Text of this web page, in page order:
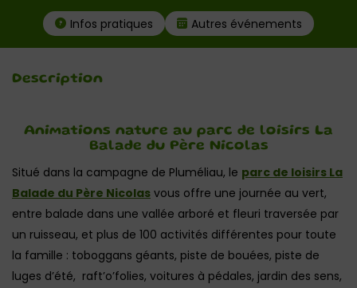
Infos pratiques Autres événements
Description
Animations nature au parc de loisirs La
Balade du Père Nicolas
Situé dans la campagne de Pluméliau, le parc de loisirs La
Balade du Père Nicolas vous offre une journée au vert,
entre balade dans une vallée arboré et fleuri traversée par
un ruisseau, et plus de 100 activités différentes pour toute
la famille : toboggans géants, piste de bouées, piste de
luges d’été, raft’o’folies, voitures à pédales, jardin des sens,